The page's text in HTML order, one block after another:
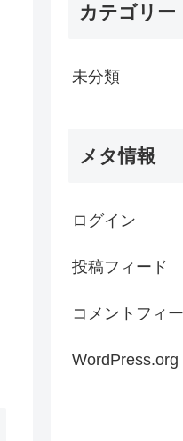
カテゴリー
未分類
メタ情報
ログイン
投稿フィード
コメントフィ
WordPress.org